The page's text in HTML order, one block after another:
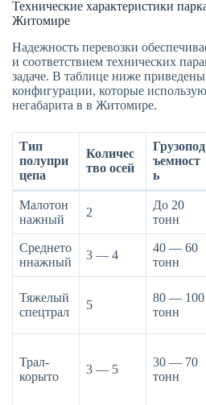
Технические характеристики
Житомире
Надежность перевозки
и соответствием технических
задаче. В таблице ниже
конфигурации, которые
негабарита в в Житомире.
Тип
полупри
цепа
Количес
тво осей
Грузопод
ъемност
ь
Малотон
нажный
2
До 20
тонн
Среднето
ннажный
3 — 4
40 — 60
тонн
Тяжелый
спецтрал
5
80 — 100
тонн
Трал-
корыто
3 — 5
30 — 70
тонн